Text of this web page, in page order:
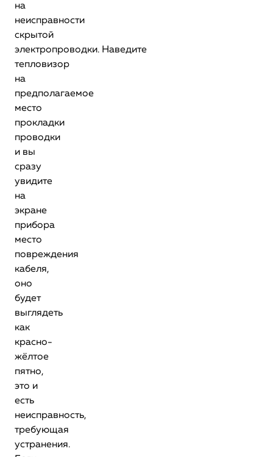
на
неисправности
скрытой
электропроводки. Наведите
тепловизор
на
предполагаемое
место
прокладки
проводки
и вы
сразу
увидите
на
экране
прибора
место
повреждения
кабеля,
оно
будет
выглядеть
как
красно-
жёлтое
пятно,
это и
есть
неисправность,
требующая
устранения.